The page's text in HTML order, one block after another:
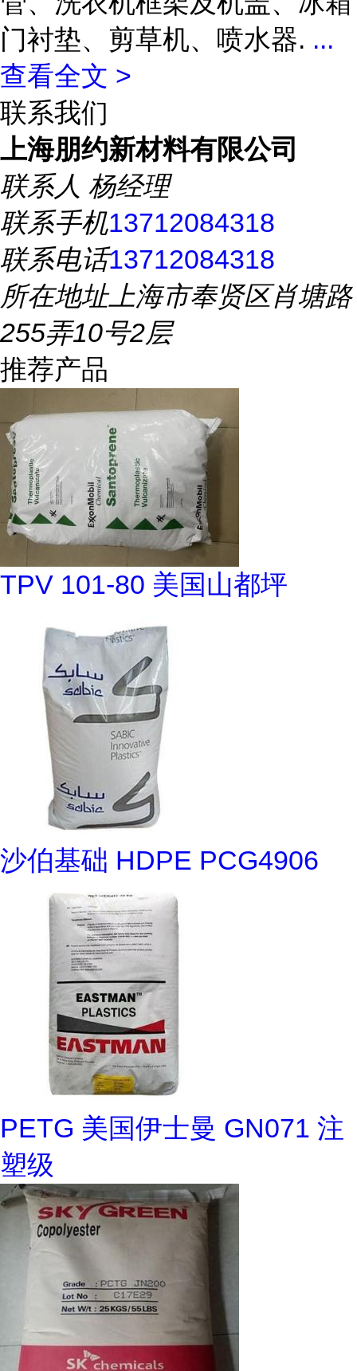
门衬垫、剪草机、喷水器. ...
查看全文 >
联系我们
上海朋约新材料有限公司
联系人 杨经理
联系手机13712084318
联系电话13712084318
所在地址上海市奉贤区肖塘路
255弄10号2层
推荐产品
TPV 101-80 美国山都坪
沙伯基础 HDPE PCG4906
PETG 美国伊士曼 GN071 注
塑级